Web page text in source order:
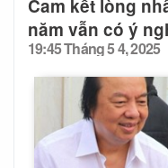
Cam kết lòng
năm vẫn có ý
Posted
on
19:45 Tháng 5 4, 2025